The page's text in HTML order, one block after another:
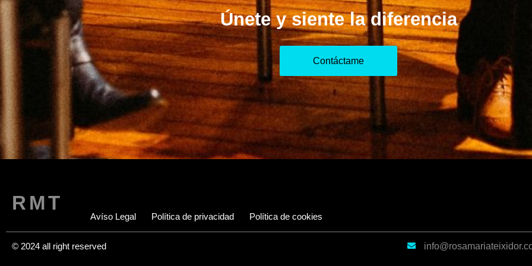
Únete y siente la diferencia
Contáctame
RMT
Avíso Legal Política de privacidad Política de cookies
© 2024 all right reserved